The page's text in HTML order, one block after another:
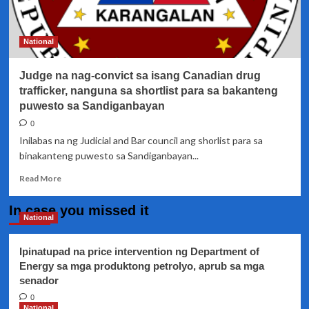
Sta.
Cruz
Laguna
LGU
susunod
na
linggo
National
Judge na nag-convict sa isang Canadian drug
trafficker, nanguna sa shortlist para sa bakanteng
puwesto sa Sandiganbayan
0
Inilabas na ng Judicial and Bar council ang shorlist para sa
binakanteng puwesto sa Sandiganbayan...
Read MoreRead
Judge
convict
sa
In case you missed it
National
Ipinatupad na price intervention ng Department of
Energy sa mga produktong petrolyo, aprub sa mga
senador
0